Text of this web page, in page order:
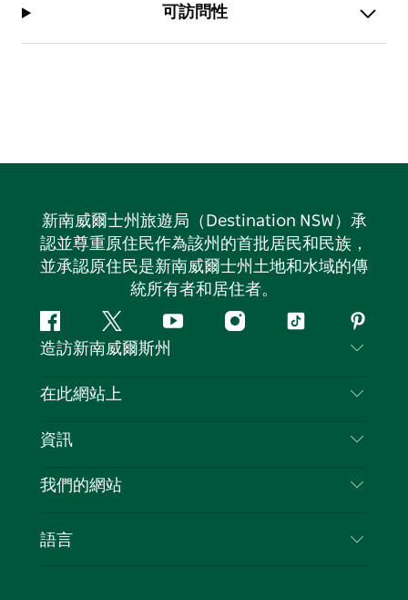
可訪問性
新南威爾士州旅遊局（Destination NSW）承
認並尊重原住民作為該州的首批居民和民族，
並承認原住民是新南威爾士州土地和水域的傳
統所有者和居住者。
Facebook嘰
嘰
喳
Youtube Instagram
抖
造訪新南威爾斯州
聯絡我們
隱私
Cookie 通知
在此網站上
目的地
新南威爾斯州公路旅行
活動
資訊
旅行資訊
新南威爾斯的商業
我們的網站
語言